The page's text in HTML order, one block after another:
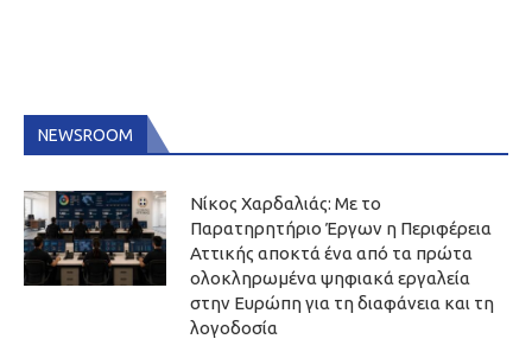
NEWSROOM
Νίκος Χαρδαλιάς: Με το
Παρατηρητήριο Έργων η Περιφέρεια
Αττικής αποκτά ένα από τα πρώτα
ολοκληρωμένα ψηφιακά εργαλεία
στην Ευρώπη για τη διαφάνεια και τη
λογοδοσία